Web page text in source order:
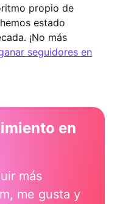
propio de
estado
¡No más
seguidores en
en
más
me gusta y